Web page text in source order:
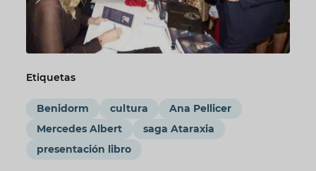
Etiquetas
Benidorm cultura
Ana Pellicer
Mercedes Albert
saga Ataraxia
presentación libro